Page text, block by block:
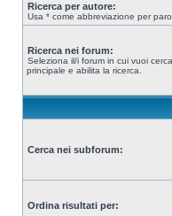
Ricerca per autore:
Usa * come abbreviazione per
Ricerca nei forum:
Seleziona il/i forum in cui vuoi
principale e abilita la ricerca.
Cerca nei subforum:
Ordina risultati per: